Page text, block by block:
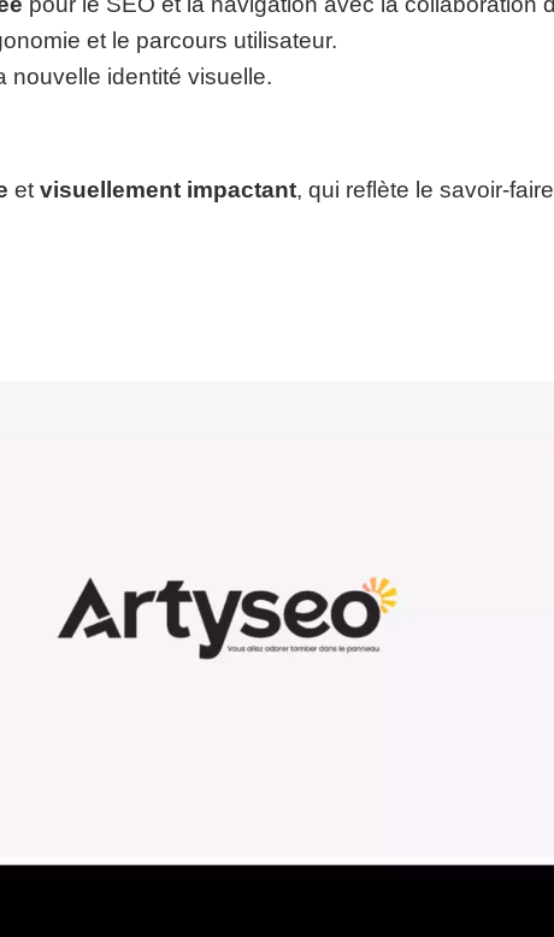
et le parcours utilisateur.
nouvelle identité visuelle.
et visuellement impactant, qui reflète le savoir-